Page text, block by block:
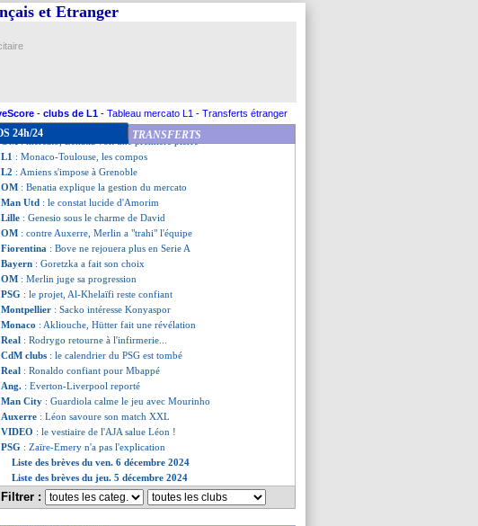
et Etranger
- clubs de L1 - Tableau mercato L1 - Transferts étranger
24h/24 TRANSFERTS
PSG: Al-Khelaïfi serein face aux critiques
West Ham: accident grave pour Antonio
L1: Nice-Le Havre, les compos
PSG: Zaïre-Emery, Enrique s'explique
Real: Mbappé, la réponse d'Al-Khelaïfi
: mercato, Benatia voit une première pierre
L1 : Monaco-Toulouse, les compos
L2 : Amiens s'impose à Grenoble
OM : Benatia explique la gestion du mercato
Man Utd : le constat lucide d'Amorim
Lille : Genesio sous le charme de David
OM : contre Auxerre, Merlin a "trahi" l'équipe
Fiorentina : Bove ne rejouera plus en Serie A
Bayern : Goretzka a fait son choix
OM : Merlin juge sa progression
PSG : le projet, Al-Khelaïfi reste confiant
Montpellier : Sacko intéresse Konyaspor
Monaco : Akliouche, Hütter fait une révélation
Real : Rodrygo retourne à l'infirmerie...
CdM clubs : le calendrier du PSG est tombé
Real : Ronaldo confiant pour Mbappé
Ang. : Everton-Liverpool reporté
Man City : Guardiola calme le jeu avec Mourinho
Auxerre : Léon savoure son match XXL
VIDEO : le vestiaire de l'AJA salue Léon !
PSG : Zaïre-Emery n'a pas l'explication
Liste des brèves du ven. 6 décembre 2024
Liste des brèves du jeu. 5 décembre 2024
Filtrer :